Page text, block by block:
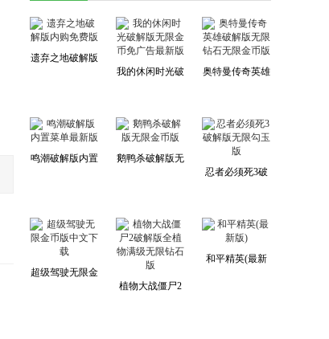
遗弃之地破解版
我的休闲时光破
奥特曼传奇英雄
鸣潮破解版内置
鹅鸭杀破解版无
忍者必须死3破
超级驾驶无限金
植物大战僵尸2
和平精英(最新